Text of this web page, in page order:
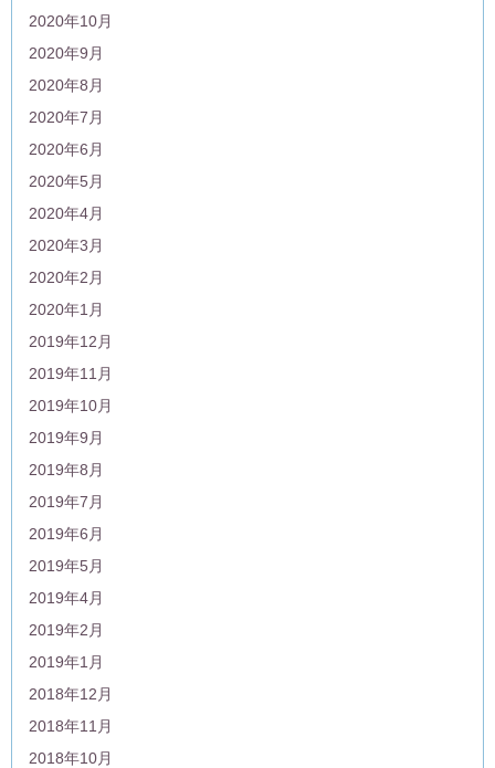
2020年10月
2020年9月
2020年8月
2020年7月
2020年6月
2020年5月
2020年4月
2020年3月
2020年2月
2020年1月
2019年12月
2019年11月
2019年10月
2019年9月
2019年8月
2019年7月
2019年6月
2019年5月
2019年4月
2019年2月
2019年1月
2018年12月
2018年11月
2018年10月